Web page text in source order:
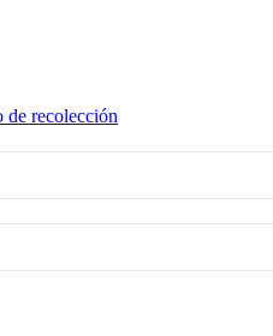
de recolección